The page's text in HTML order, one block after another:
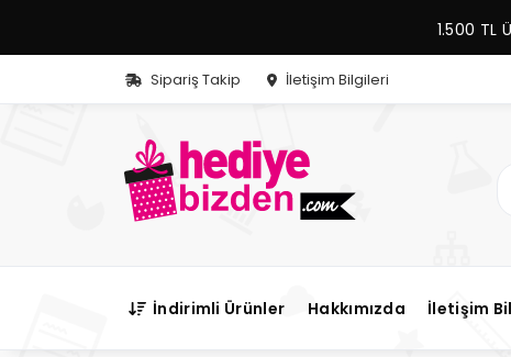
1.500 TL
Sipariş Takip İletişim Bilgileri
İndirimli Ürünler Hakkımızda İletişim